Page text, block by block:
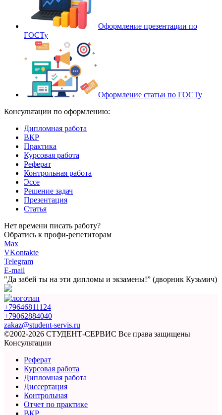
Оформление презентации по
ГОСТу
Оформление статьи по ГОСТу
Консультации по оформлению:
Дипломная работа
ВКР
Практика
Курсовая работа
Реферат
Контрольная работа
Эссе
Решение задач
Презентация
Статья
Нет времени писать работу?
Обратись к профи-репетиторам
Max
VKontakte
Telegram
E-mail
"Да забей ты на эти дипломы и экзамены!” (дворник Кузьмич)
+79646811124
+79062884040
zakaz@student-servis.ru
©2002-2026 СТУДЕНТ-СЕРВИС Все права защищены
Консультации
Реферат
Курсовая работа
Дипломная работа
Диссертация
Контрольная
Отчет по практике
ВКР